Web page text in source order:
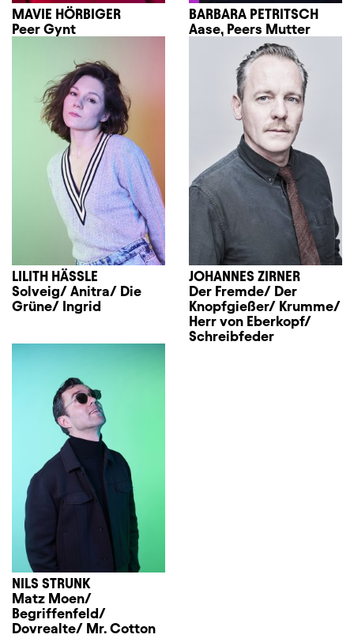
MAVIE HÖRBIGER
Peer Gynt
BARBARA PETRITSCH
Aase, Peers Mutter
LILITH HÄSSLE
Solveig/ Anitra/ Die
Grüne/ Ingrid
JOHANNES ZIRNER
Der Fremde/ Der
Knopfgießer/ Krumme/
Herr von Eberkopf/
Schreibfeder
NILS STRUNK
Matz Moen/
Begriffenfeld/
Dovrealte/ Mr. Cotton